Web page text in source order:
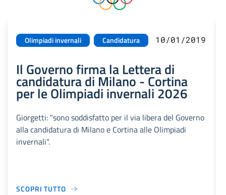
Olimpiadi invernali Candidatura 10/01/2019
Il Governo firma la Lettera di
candidatura di Milano - Cortina
per le Olimpiadi invernali 2026
Giorgetti: "sono soddisfatto per il via libera del Governo
alla candidatura di Milano e Cortina alle Olimpiadi
invernali".
SCOPRI TUTTO